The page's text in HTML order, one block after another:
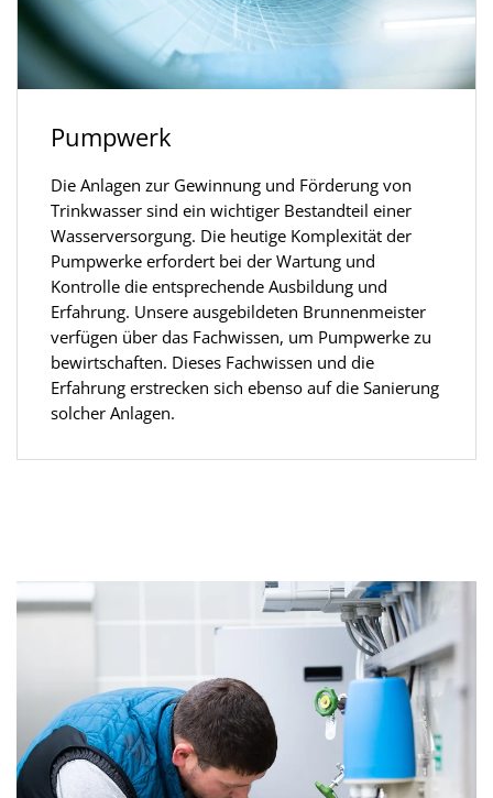
Pumpwerk
Die Anlagen zur Gewinnung und Förderung von
Trinkwasser sind ein wichtiger Bestandteil einer
Wasserversorgung. Die heutige Komplexität der
Pumpwerke erfordert bei der Wartung und
Kontrolle die entsprechende Ausbildung und
Erfahrung. Unsere ausgebildeten Brunnenmeister
verfügen über das Fachwissen, um Pumpwerke zu
bewirtschaften. Dieses Fachwissen und die
Erfahrung erstrecken sich ebenso auf die Sanierung
solcher Anlagen.